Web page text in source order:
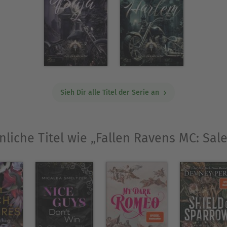
Sieh Dir alle Titel der Serie an
Titel wie „Fallen Ravens MC: